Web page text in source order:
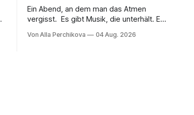
Ein Abend, an dem man das Atmen
vergisst. Es gibt Musik, die unterhält. Es
Musik, nach der man minutenlang kein
Von Alla Perchikova 04 Aug. 2026